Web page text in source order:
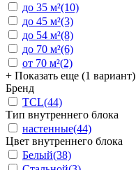
до 35 м²(10)
до 45 м²(3)
до 54 м²(8)
до 70 м²(6)
от 70 м²(2)
+ Показать еще (1 вариант)
Бренд
TCL(44)
Тип внутреннего блока
настенные(44)
Цвет внутреннего блока
Белый(38)